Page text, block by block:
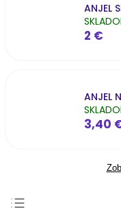
ANJEL
2 €
ANJEL
3,40